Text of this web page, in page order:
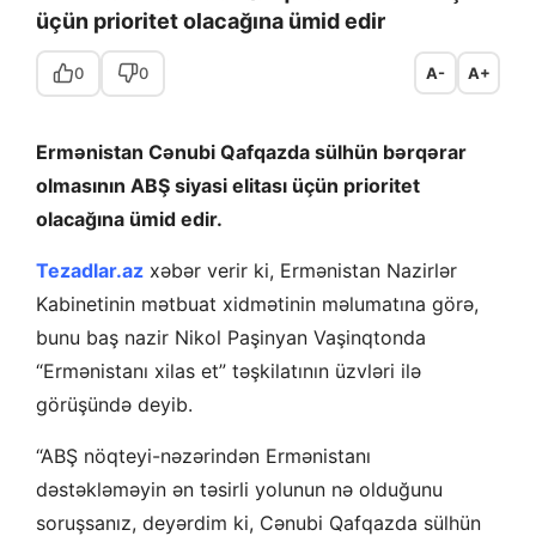
üçün prioritet olacağına ümid edir
0 0 A- A+
Ermənistan Cənubi Qafqazda sülhün bərqərar
olmasının ABŞ siyasi elitası üçün prioritet
olacağına ümid edir.
Tezadlar.az xəbər verir ki, Ermənistan Nazirlər
Kabinetinin mətbuat xidmətinin məlumatına görə,
bunu baş nazir Nikol Paşinyan Vaşinqtonda
“Ermənistanı xilas et” təşkilatının üzvləri ilə
görüşündə deyib.
“ABŞ nöqteyi-nəzərindən Ermənistanı
dəstəkləməyin ən təsirli yolunun nə olduğunu
soruşsanız, deyərdim ki, Cənubi Qafqazda sülhün